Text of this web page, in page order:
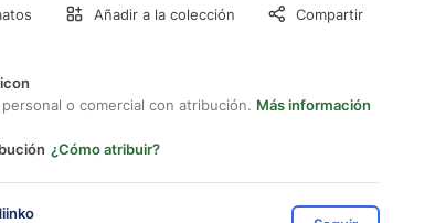
Añadir a la colección Compartir
o comercial con atribución. Más información
¿Cómo atribuir?